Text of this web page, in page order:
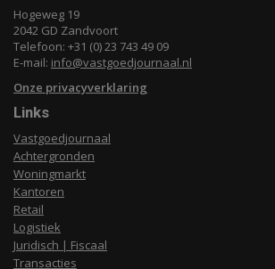
Hogeweg 19
2042 GD Zandvoort
Telefoon: +31 (0) 23 743 49 09
E-mail: info@vastgoedjournaal.nl
Onze privacyverklaring
Links
Vastgoedjournaal
Achtergronden
Woningmarkt
Kantoren
Retail
Logistiek
Juridisch | Fiscaal
Transacties